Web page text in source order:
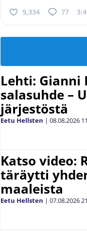
9,334 77
Lehti:
salasuhde –
järjestöstä
Eetu Hellsten | 08.08.2026
Katso video:
täräytti
maaleista
Eetu Hellsten | 07.08.2026